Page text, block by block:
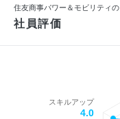
住友商事パワー＆モビリティの
社員評価
スキルアップ
4.0